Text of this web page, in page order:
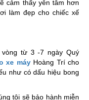
cảm thấy yên tâm hơn
làm đẹp cho chiếc xế
từ 3 -7 ngày Quý
xe máyHoàng Trí cho
như có dấu hiệu bong
tôi sẽ bảo hành miễn